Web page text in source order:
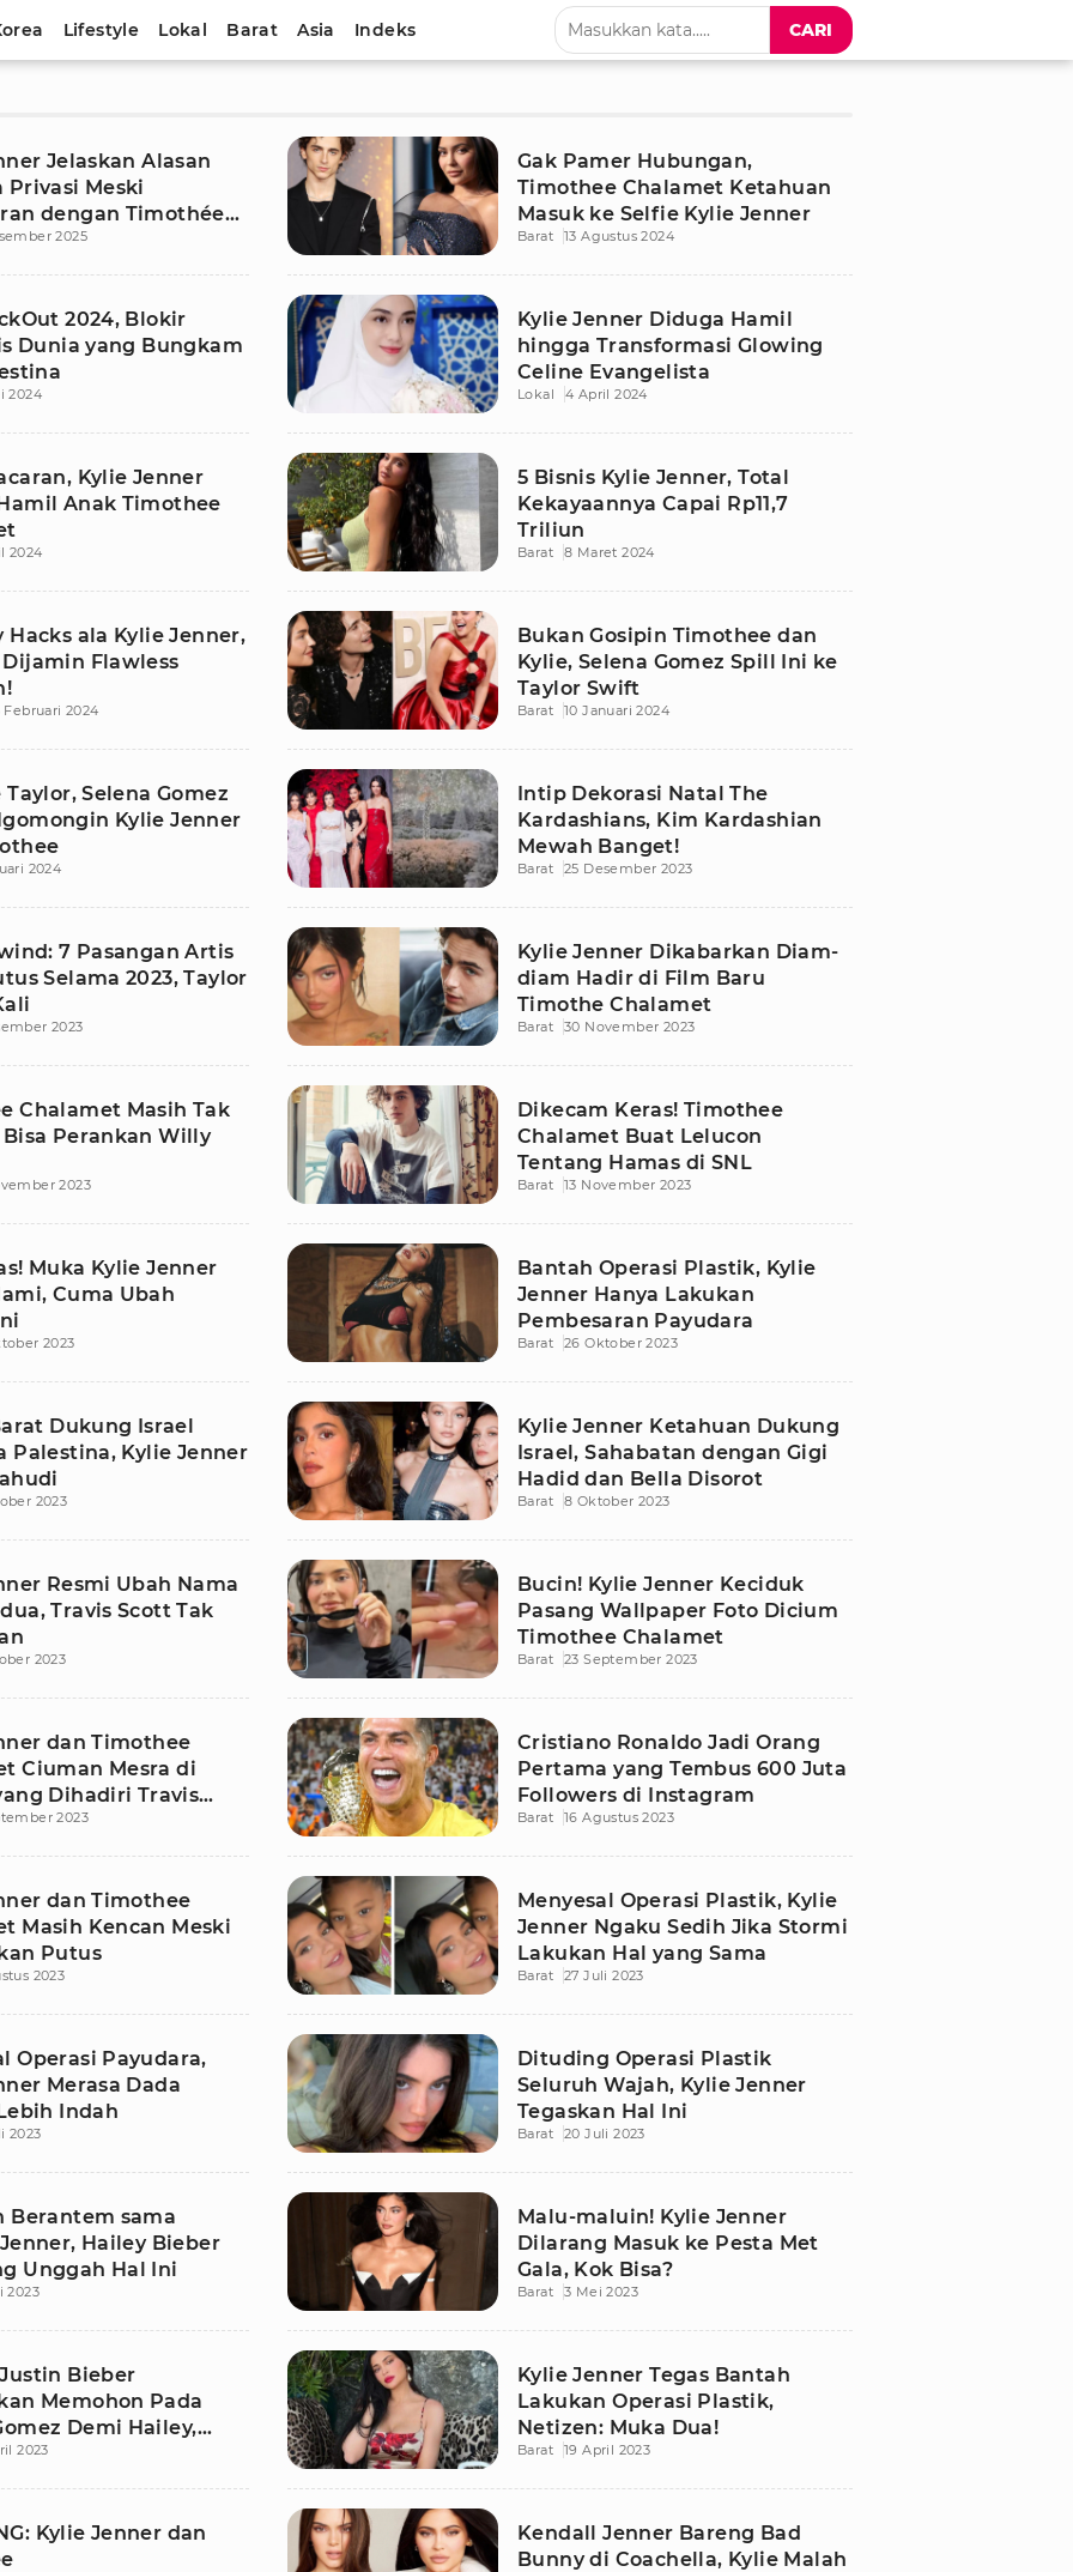
Lifestyle Lokal Barat Asia Indeks CARI
Jelaskan Alasan
Privasi Meski
dengan Timothée
2025
Gak Pamer Hubungan,
Timothee Chalamet Ketahuan
Masuk ke Selfie Kylie Jenner
Barat 13 Agustus 2024
2024, Blokir
Dunia yang Bungkam
2024
Kylie Jenner Diduga Hamil
hingga Transformasi Glowing
Celine Evangelista
Lokal 4 April 2024
Kylie Jenner
Anak Timothee
2024
5 Bisnis Kylie Jenner, Total
Kekayaannya Capai Rp11,7
Triliun
Barat 8 Maret 2024
Hacks ala Kylie Jenner,
Flawless
Februari 2024
Bukan Gosipin Timothee dan
Kylie, Selena Gomez Spill Ini ke
Taylor Swift
Barat 10 Januari 2024
Taylor, Selena Gomez
Kylie Jenner
2024
Intip Dekorasi Natal The
Kardashians, Kim Kardashian
Mewah Banget!
Barat 25 Desember 2023
7 Pasangan Artis
Selama 2023, Taylor
2023
Kylie Jenner Dikabarkan Diam-
diam Hadir di Film Baru
Timothe Chalamet
Barat 30 November 2023
Chalamet Masih Tak
Bisa Perankan Willy
2023
Dikecam Keras! Timothee
Chalamet Buat Lelucon
Tentang Hamas di SNL
Barat 13 November 2023
Muka Kylie Jenner
Cuma Ubah
2023
Bantah Operasi Plastik, Kylie
Jenner Hanya Lakukan
Pembesaran Payudara
Barat 26 Oktober 2023
Dukung Israel
Palestina, Kylie Jenner
2023
Kylie Jenner Ketahuan Dukung
Israel, Sahabatan dengan Gigi
Hadid dan Bella Disorot
Barat 8 Oktober 2023
Resmi Ubah Nama
Travis Scott Tak
2023
Bucin! Kylie Jenner Keciduk
Pasang Wallpaper Foto Dicium
Timothee Chalamet
Barat 23 September 2023
dan Timothee
Ciuman Mesra di
Dihadiri Travis
2023
Cristiano Ronaldo Jadi Orang
Pertama yang Tembus 600 Juta
Followers di Instagram
Barat 16 Agustus 2023
dan Timothee
Masih Kencan Meski
Putus
2023
Menyesal Operasi Plastik, Kylie
Jenner Ngaku Sedih Jika Stormi
Lakukan Hal yang Sama
Barat 27 Juli 2023
Operasi Payudara,
Merasa Dada
Indah
2023
Dituding Operasi Plastik
Seluruh Wajah, Kylie Jenner
Tegaskan Hal Ini
Barat 20 Juli 2023
Berantem sama
Hailey Bieber
Unggah Hal Ini
2023
Malu-maluin! Kylie Jenner
Dilarang Masuk ke Pesta Met
Gala, Kok Bisa?
Barat 3 Mei 2023
Bieber
Memohon Pada
Demi Hailey,
2023
Kylie Jenner Tegas Bantah
Lakukan Operasi Plastik,
Netizen: Muka Dua!
Barat 19 April 2023
Kylie Jenner dan
Kendall Jenner Bareng Bad
Bunny di Coachella, Kylie Malah